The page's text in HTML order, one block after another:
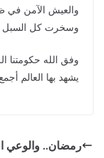
والعيش الآمن في
وسخرت كل السبل
وفق الله حكومتنا
يشهد بها العالم
رمضان.. والوعي